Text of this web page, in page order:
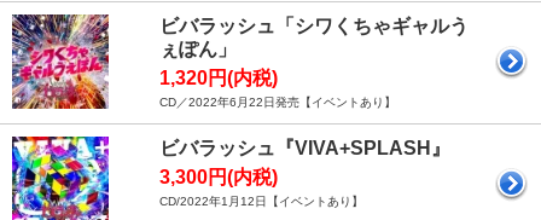
ビバラッシュ「シワくちゃギャルう
ぇぽん」
1,320円(内税)
CD／2022年6月22日発売【イベントあり】
ビバラッシュ『VIVA+SPLASH』
3,300円(内税)
CD/2022年1月12日【イベントあり】